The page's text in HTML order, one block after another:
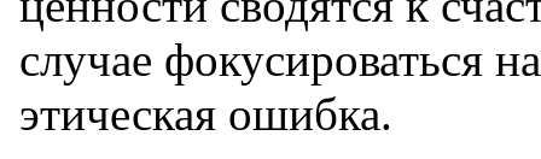
случае фокусироваться
этическая ошибка.